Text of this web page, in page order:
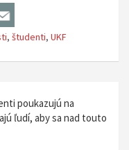
, študenti, UKF
poukazujú na
ľudí, aby sa nad touto